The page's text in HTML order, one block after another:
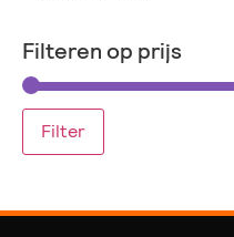
Filteren op prijs
Filter